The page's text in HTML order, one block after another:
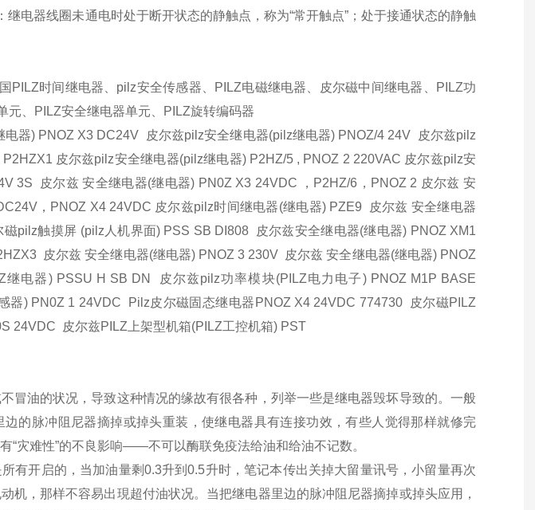
继电器线圈未通电时处于断开状态的静触点，称为“常开触点”；处于接通状态的静触
PILZ时间继电器、pilz安全传感器、PILZ电磁继电器、皮尔磁中间继电器、PILZ功
元、PILZ安全继电器单元、PILZ旋转编码器
器) PNOZ X3 DC24V 皮尔兹pilz安全继电器(pilz继电器) PNOZ/4 24V 皮尔兹pilz
皮尔兹pilz安全继电器(pilz继电器) P2HZ/5 , PNOZ 2 220VAC 皮尔兹pilz安
3S 皮尔兹 安全继电器(继电器) PN0Z X3 24VDC ，P2HZ/6，PNOZ 2 皮尔兹 安
，PNOZ X4 24VDC 皮尔兹pilz时间继电器(继电器) PZE9 皮尔兹 安全继电器
pilz触摸屏 (pilz人机界面) PSS SB DI808 皮尔兹安全继电器(继电器) PNOZ XM1
皮尔兹 安全继电器(继电器) PNOZ 3 230V 皮尔兹 安全继电器(继电器) PNOZ
电器) PSSU H SB DN 皮尔兹pilz功率模块(PILZ电力电子) PNOZ M1P BASE
器) PN0Z 1 24VDC Pilz皮尔磁固态继电器PNOZ X4 24VDC 774730 皮尔磁PILZ
24VDC 皮尔兹PILZ上架型机箱(PILZ工控机箱) PST
冒油的状况，导致这种情况的缘故有很各种，列举一些是继电器毁坏导致的。一般
的脉冲阻尼器摘掉或掉头重装，使继电器具有连接功效，有些人觉得那样就修完
“灾难性”的不良影响——不可以酶联免疫法给油和给油不记数。
有开启的，当加油量剩0.3升到0.5升时，笔记本传出关掉大留量讯号，小留量再次
机，那样不容易出現超付油状况。当把继电器里边的脉冲阻尼器摘掉或掉头应用，